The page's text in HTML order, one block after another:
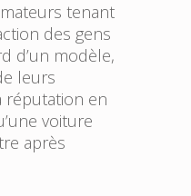
tenant
des gens
d’un modèle,
leurs
réputation en
voiture
après